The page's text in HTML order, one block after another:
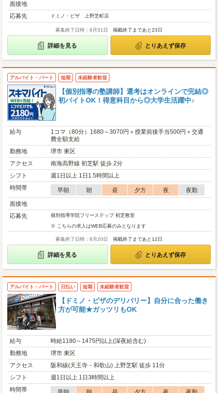
面接地
応募先
ドミノ・ピザ 上野芝町店
募集終了日時：8月31日 掲載終了まであと23日
詳細を見る とりあえず保存
アルバイト・パート 短期 未経験者歓迎
【個別指導の塾講師】選考はオンラインで完結◎
初バイトOK！得意科目から◎大学生活躍中♪
給与
1コマ（80分）1680～3070円＋授業前後手当500円＋交通
費全額支給
勤務地
堺市 東区
アクセス
南海高野線 初芝駅 徒歩 2分
シフト
週1日以上 1日1.5時間以上
時間帯
早朝 朝 昼 夕方 夜
夜勤
面接地
応募先
個別指導学院フリーステップ 初芝教室
※ こちらの求人はWEB応募のみとなります
募集終了日時：8月20日 掲載終了まであと12日
詳細を見る とりあえず保存
アルバイト・パート 日払い 短期 未経験者歓迎
【ドミノ・ピザのデリバリー】自分に合った働き
方が可能★ガッツリもOK
給与
時給1180～1475円以上(深夜給含む)
勤務地
堺市 東区
アクセス
阪和線(天王寺－和歌山) 上野芝駅 徒歩 11分
シフト
週1日以上 1日3時間以上
時間帯